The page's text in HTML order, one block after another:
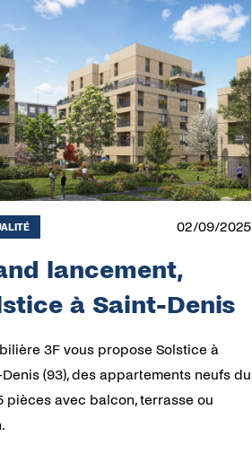
02/09/2025
lancement,
à Saint-Denis
3F vous propose Solstice à
(93), des appartements neufs du
pièces avec balcon, terrasse ou